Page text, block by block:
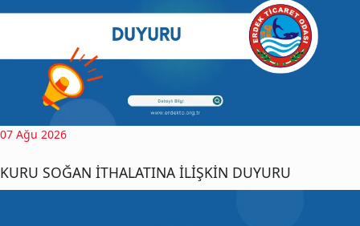
07 Ağu 2026
KURU SOĞAN İTHALATINA İLİŞKİN DUYURU